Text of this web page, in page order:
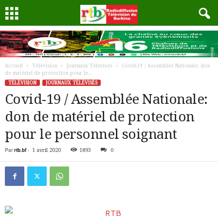
Accueil Télévision Journaux Télévisés
Covid-19 / Assemblée Nationale: don
de matériel de protection pour le...
TÉLÉVISION
JOURNAUX TÉLÉVISÉS
Covid-19 / Assemblée Nationale:
don de matériel de protection
pour le personnel soignant
Par rtb.bf- 1 avril 2020 1893 0